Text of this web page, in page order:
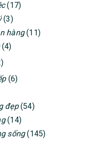
(17)
(3)
hàng(11)
(4)
(6)
đẹp(54)
(14)
sống(145)